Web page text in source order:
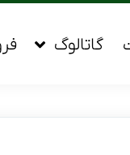
گاتالوگ